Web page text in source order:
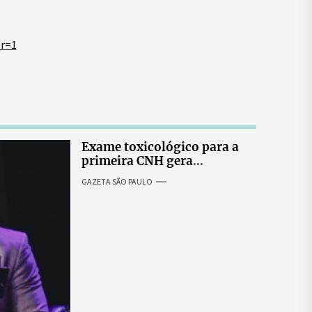
Exame toxicológico para a
primeira CNH gera
denúncias de cortes
excessivos de cabelo e
GAZETA SÃO PAULO